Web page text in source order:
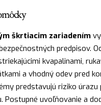
škrtiacim zariadením
predpisov.
kvapalinami,
a vhodný odev pred
predstavujú riziko úrazu
Postupné uvoľňovanie a